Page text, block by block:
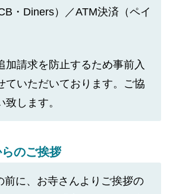
・Diners）／ATM決済（ペイ
加請求を防止するため事前入
ていただいております。ご協
致します。
のご挨拶
前に、お寺さんよりご挨拶の